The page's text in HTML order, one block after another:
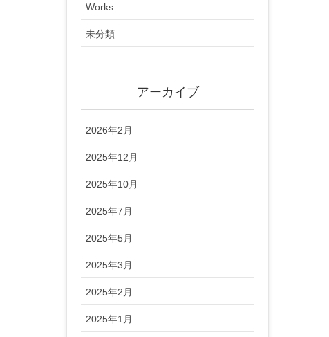
Works
未分類
アーカイブ
2026年2月
2025年12月
2025年10月
2025年7月
2025年5月
2025年3月
2025年2月
2025年1月